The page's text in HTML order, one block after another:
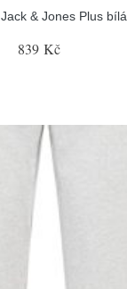
& Jones Plus bílá
839 Kč